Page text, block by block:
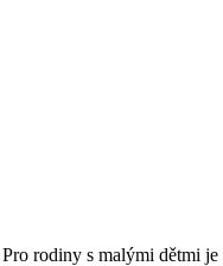
rodiny s malými dětmi